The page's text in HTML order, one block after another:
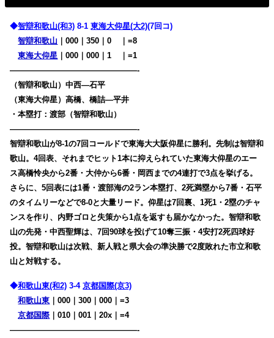
◆智辯和歌山(和3) 8-1東海大仰星(大2)(7回コ)
智辯和歌山 ｜000｜350｜0
｜=8
東海大仰星 ｜000｜000｜1
｜=1
————————————————-
（智辯和歌山）中西―石平
（東海大仰星）高橋、橋詰―平井
・本塁打：渡部（智辯和歌山）
————————————————-
智辯和歌山が8-1の7回コールドで東海大大阪仰星に勝利。先制は智辯和
歌山。4回表、それまでヒット1本に抑えられていた東海大仰星のエー
ス高橋怜央から2番・大仲から6番・岡西までの4連打で3点を挙げる。
さらに、5回表には1番・渡部海の2ラン本塁打、2死満塁から7番・石平
のタイムリーなどで8-0と大量リード。仰星は7回裏、1死1・2塁のチャ
ンスを作り、内野ゴロと失策から1点を返すも届かなかった。智辯和歌
山の先発・中西聖輝は、7回90球を投げて10奪三振・4安打2死四球好
投。智辯和歌山は次戦、新人戦と県大会の準決勝で2度敗れた市立和歌
山と対戦する。
◆和歌山東(和2) 3-4京都国際(京3)
和歌山東 ｜000｜300｜000｜=3
京都国際 ｜010｜001｜20x｜=4
————————————————-